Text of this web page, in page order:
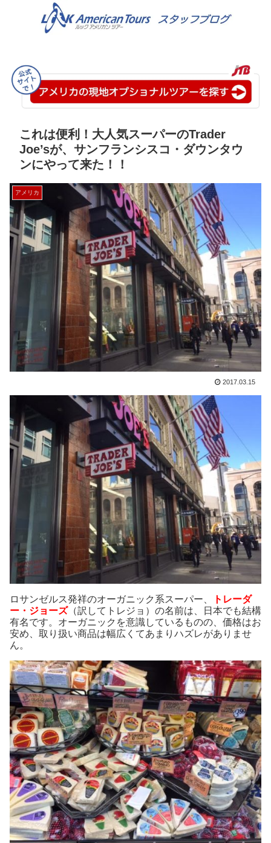
これは便利！大人気スーパーのTrader
Joe’sが、サンフランシスコ・ダウンタウ
ンにやって来た！！
アメリカ
2017.03.15
ロサンゼルス発祥のオーガニック系スーパー、
トレーダ
ー・ジョーズ（訳してトレジョ）の名前は、日本でも結構
有名です。オーガニックを意識しているものの、価格はお
安め、取り扱い商品は幅広くてあまりハズレがありませ
ん。